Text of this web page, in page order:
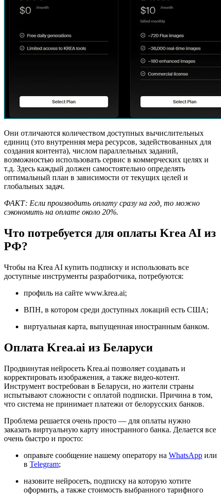
Они отличаются количеством доступных вычислительных
единиц (это внутренняя мера ресурсов, задействованных для
создания контента), числом параллельных заданий,
возможностью использовать сервис в коммерческих целях и
т.д. Здесь каждый должен самостоятельно определять
оптимальный план в зависимости от текущих целей и
глобальных задач.
ФАКТ: Если производить оплату сразу на год, то можно
сэкономить на оплате около 20%.
Что потребуется для оплаты Krea AI из
РФ?
Чтобы на Krea AI купить подписку и использовать все
доступные инструменты разработчика, потребуются:
профиль на сайте www.krea.ai;
ВПН, в котором среди доступных локаций есть США;
виртуальная карта, выпущенная иностранным банком.
Оплата Krea.ai из Беларуси
Продвинутая нейросеть Krea.ai позволяет создавать и
корректировать изображения, а также видео-котент.
Инструмент востребован в Беларуси, но жители страны
испытывают сложности с оплатой подписки. Причина в том,
что система не принимает платежи от белорусских банков.
Проблема решается очень просто — для оплаты нужно
заказать виртуальную карту иностранного банка. Делается все
очень быстро и просто:
оправьте сообщение нашему оператору на WhatsApp или
в Telegram;
назовите нейросеть, подписку на которую хотите
оформить, а также стоимость выбранного тарифного